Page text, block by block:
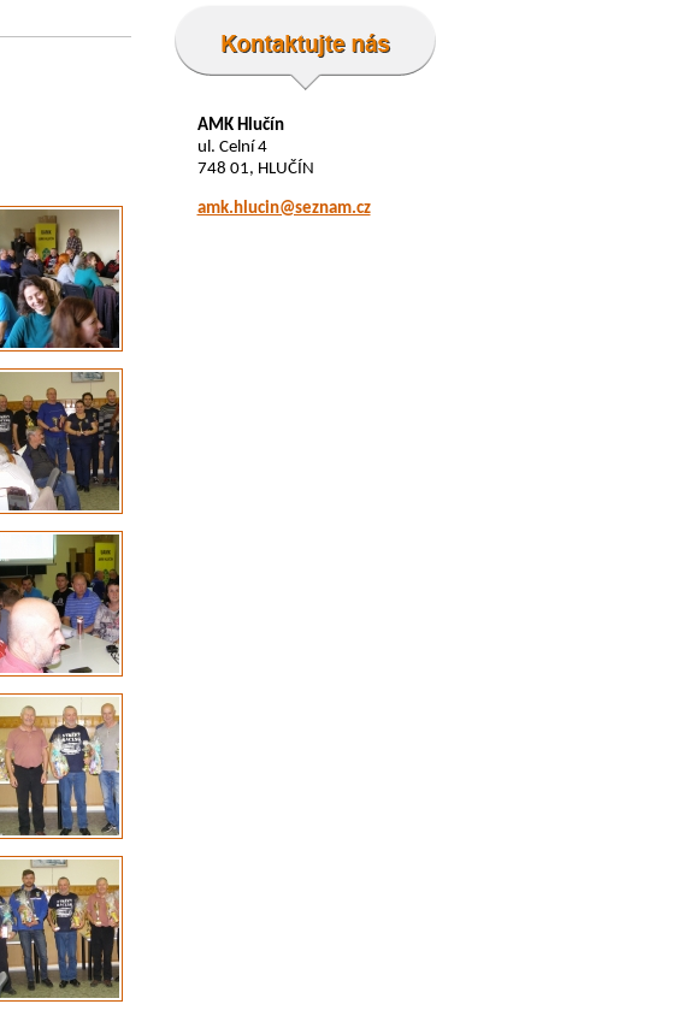
AMK Hlučín
ul. Celní 4
748 01, HLUČÍN
amk.hlucin@seznam.cz